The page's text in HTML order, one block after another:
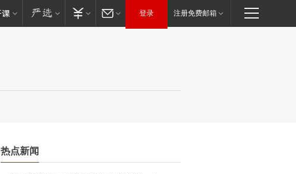
登录 注册免费邮箱
热点新闻